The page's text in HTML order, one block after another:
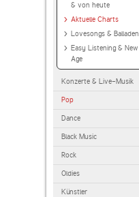
& von heute
Aktuelle Charts
Lovesongs & Balladen
Easy Listening & New
Age
Konzerte & Live-Musik
Pop
Dance
Black Music
Rock
Oldies
Künstler